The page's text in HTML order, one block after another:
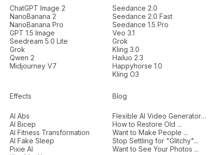
ChatGPT Image 2
NanoBanana 2
NanoBanana Pro
GPT 1.5 Image
Seedream 5.0 Lite
Grok
Qwen 2
Midjourney V7
Seedance 2.0
Seedance 2.0 Fast
Seedance 1.5 Pro
Veo 3.1
Grok
Kling 3.0
Hailuo 2.3
Happyhorse 1.0
Kling O3
Effects
AI Abs
AI Bicep
AI Fitness Transformation
AI Fake Sleep
Pixie AI
Blog
Flexible AI Video Generators...
How to Restore Old ...
Want to Make People ...
Stop Settling for "Glitchy"...
Want to See Your Photos ...